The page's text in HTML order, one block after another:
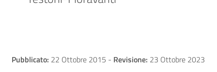
Pubblicato: 22 Ottobre 2015 - Revisione: 23 Ottobre 2023